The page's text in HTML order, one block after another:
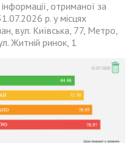
отриманої за
р. у місцях
вул. Київська, 77, Метро,
Житній ринок, 1